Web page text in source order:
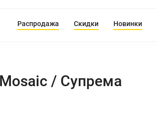
Распродажа Скидки Новинки
/ Супрема